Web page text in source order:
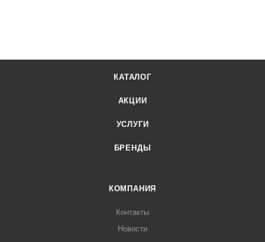
КАТАЛОГ
АКЦИИ
УСЛУГИ
БРЕНДЫ
КОМПАНИЯ
Контакты
Новости